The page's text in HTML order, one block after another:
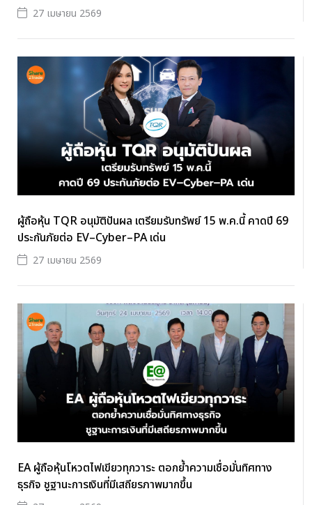
27 เมษายน 2569
ผู้ถือหุ้น TQR อนุมัติปันผล เตรียมรับทรัพย์ 15 พ.ค.นี้ คาดปี 69
ประกันภัยต่อ EV–Cyber–PA เด่น
27 เมษายน 2569
EA ผู้ถือหุ้นโหวตไฟเขียวทุกวาระ ตอกย้ำความเชื่อมั่นทิศทาง
ธุรกิจ ชูฐานะการเงินที่มีเสถียรภาพมากขึ้น